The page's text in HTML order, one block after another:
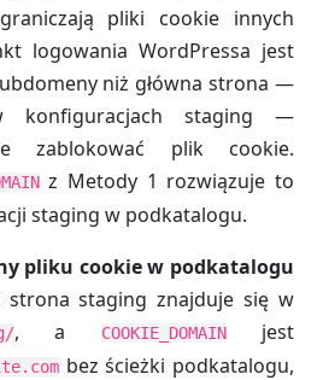
pliki cookie innych
logowania WordPressa jest
niż główna strona —
staging —
zablokować plik cookie.
z Metody 1 rozwiązuje to
staging w podkatalogu.
pliku cookie w podkatalogu
strona staging znajduje się w
, a COOKIE_DOMAINjest
bez ścieżki podkatalogu,